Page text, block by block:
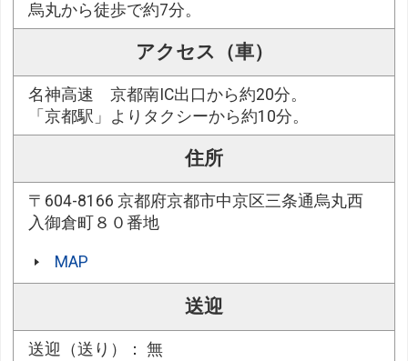
烏丸から徒歩で約7分。
アクセス（車）
名神高速 京都南IC出口から約20分。
「京都駅」よりタクシーから約10分。
住所
〒604-8166 京都府京都市中京区三条通烏丸西
入御倉町８０番地
MAP
送迎
送迎（送り）： 無